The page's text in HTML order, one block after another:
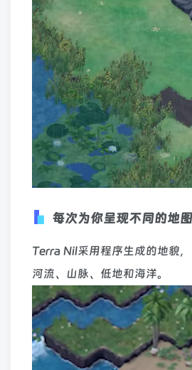
每次为你呈现不同的地图
Terra Nil采用程序生成的地貌
河流、山脉、低地和海洋。